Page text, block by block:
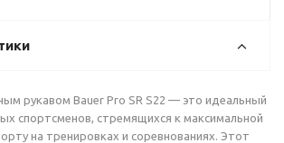
рукавом Bauer Pro SR S22 — это идеальный
спортсменов, стремящихся к максимальной
на тренировках и соревнованиях. Этот